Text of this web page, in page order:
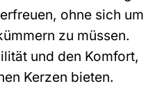
ohne sich um
zu müssen.
und den Komfort,
Kerzen bieten.